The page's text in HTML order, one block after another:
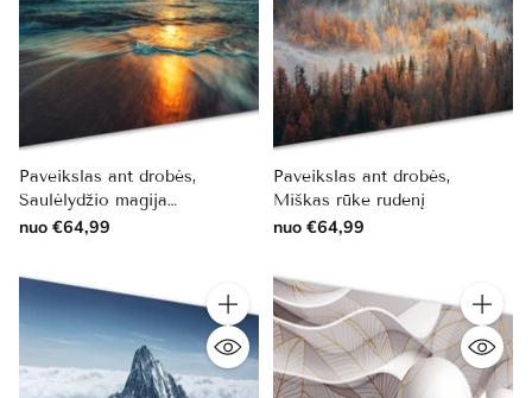
Paveikslas ant drobės,
Saulėlydžio magija
paplūdimyje
nuo €64,99
Paveikslas ant drobės,
Miškas rūke rudenį
nuo €64,99
Kiekis Kiekis